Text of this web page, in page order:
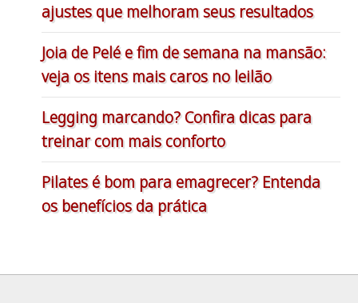
ajustes que melhoram seus resultados
Joia de Pelé e fim de semana na mansão:
veja os itens mais caros no leilão
Legging marcando? Confira dicas para
treinar com mais conforto
Pilates é bom para emagrecer? Entenda
os benefícios da prática